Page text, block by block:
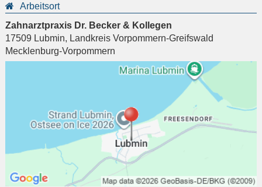
Arbeitsort
Zahnarztpraxis Dr. Becker & Kollegen
17509 Lubmin, Landkreis Vorpommern-Greifswald
Mecklenburg-Vorpommern